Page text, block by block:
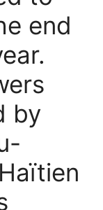
end
by